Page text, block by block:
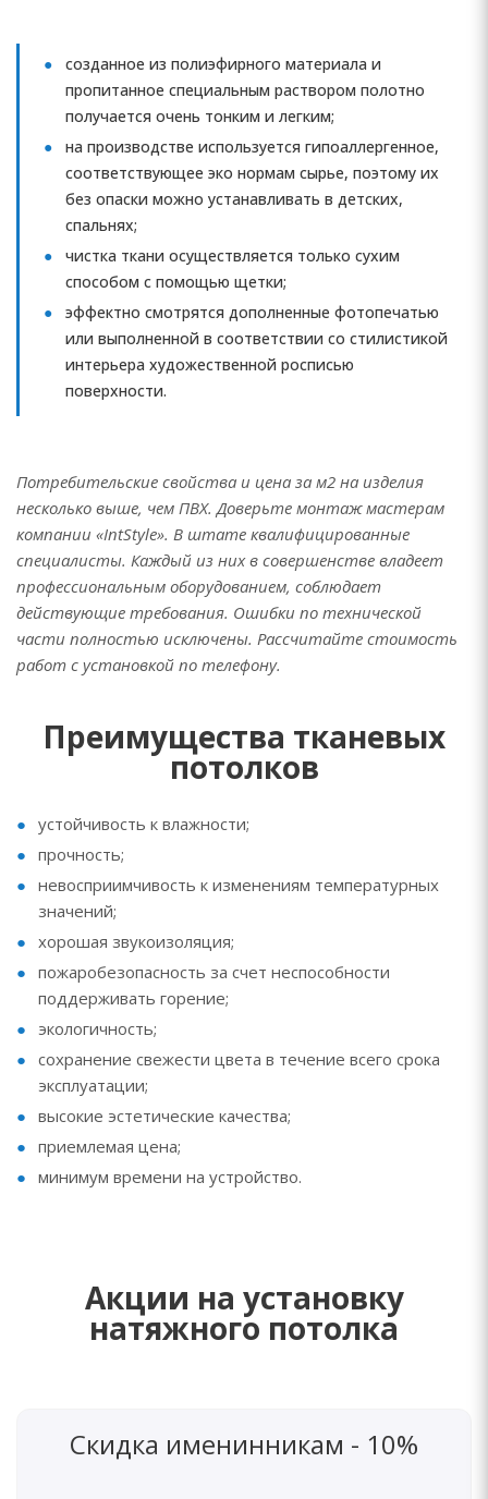
созданное из полиэфирного материала и
пропитанное специальным раствором полотно
получается очень тонким и легким;
на производстве используется гипоаллергенное,
соответствующее эко нормам сырье, поэтому их
без опаски можно устанавливать в детских,
спальнях;
чистка ткани осуществляется только сухим
способом с помощью щетки;
эффектно смотрятся дополненные фотопечатью
или выполненной в соответствии со стилистикой
интерьера художественной росписью
поверхности.
Потребительские свойства и цена за м2 на изделия
несколько выше, чем ПВХ. Доверьте монтаж мастерам
компании «IntStyle». В штате квалифицированные
специалисты. Каждый из них в совершенстве владеет
профессиональным оборудованием, соблюдает
действующие требования. Ошибки по технической
части полностью исключены. Рассчитайте стоимость
работ с установкой по телефону.
Преимущества тканевых
потолков
устойчивость к влажности;
прочность;
невосприимчивость к изменениям температурных
значений;
хорошая звукоизоляция;
пожаробезопасность за счет неспособности
поддерживать горение;
экологичность;
сохранение свежести цвета в течение всего срока
эксплуатации;
высокие эстетические качества;
приемлемая цена;
минимум времени на устройство.
Акции на установку
натяжного потолка
Скидка именинникам - 10%